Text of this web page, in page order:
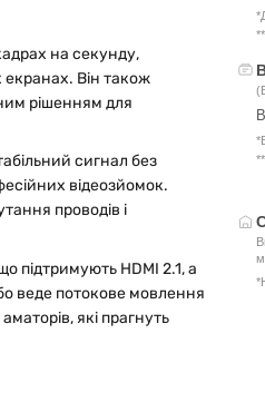
на секунду,
Він також
рішенням для
сигнал без
відеозйомок.
проводів і
підтримують HDMI 2.1, а
веде потокове мовлення
які прагнуть